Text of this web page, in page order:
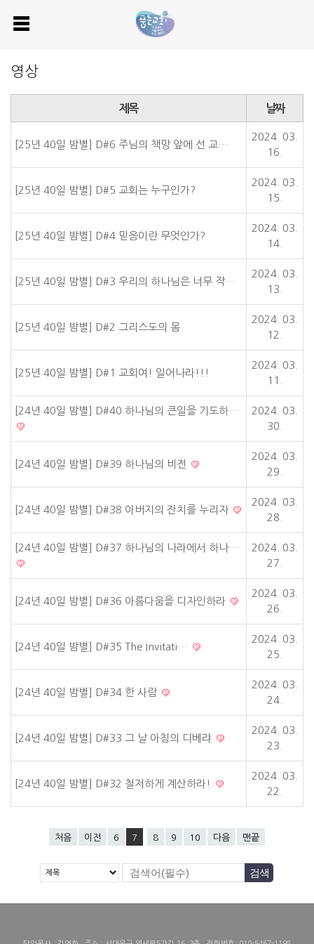
영상
제목 날짜
[25년 40일 밤별] D#6 주님의 책망 앞에 선 교…
2024. 03.
16.
[25년 40일 밤별] D#5 교회는 누구인가?
2024. 03.
15.
[25년 40일 밤별] D#4 믿음이란 무엇인가?
2024. 03.
14.
[25년 40일 밤별] D#3 우리의 하나님은 너무 작…
2024. 03.
13.
[25년 40일 밤별] D#2 그리스도의 몸
2024. 03.
12.
[25년 40일 밤별] D#1 교회여! 일어나라!!!
2024. 03.
11.
[24년 40일 밤별] D#40 하나님의 큰일을 기도하…
2024. 03.
30.
[24년 40일 밤별] D#39 하나님의 비전
2024. 03.
29.
[24년 40일 밤별] D#38 아버지의 잔치를 누리자
2024. 03.
28.
[24년 40일 밤별] D#37 하나님의 나라에서 하나…
2024. 03.
27.
[24년 40일 밤별] D#36 아름다움을 디자인하라
2024. 03.
26.
[24년 40일 밤별] D#35 The Invitati…
2024. 03.
25.
[24년 40일 밤별] D#34 한 사람
2024. 03.
24.
[24년 40일 밤별] D#33 그 날 아침의 디베랴
2024. 03.
23.
[24년 40일 밤별] D#32 철저하게 계산하라!
2024. 03.
22.
처음 이전 6 7 8 9 10 다음 맨끝